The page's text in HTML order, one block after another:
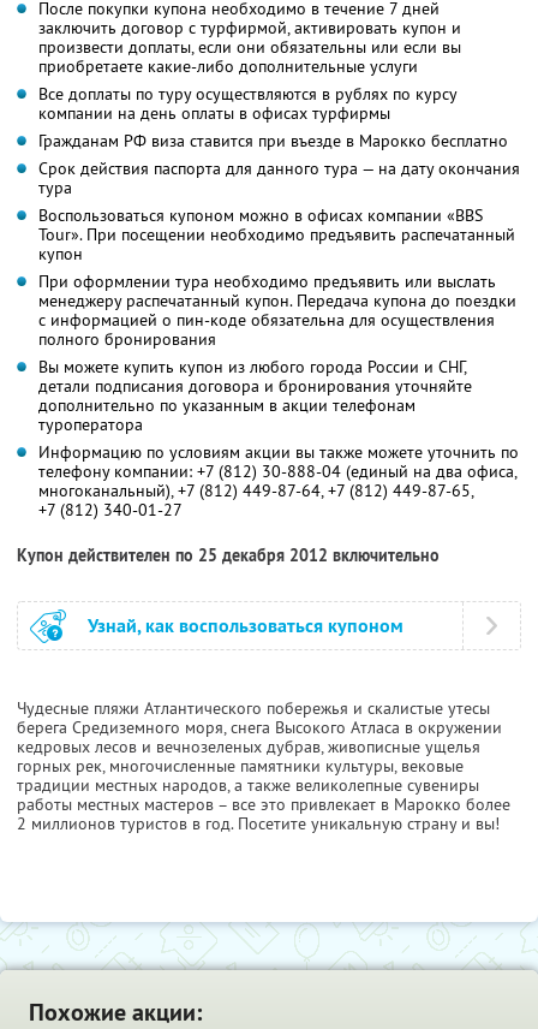
После покупки купона необходимо в течение 7 дней
заключить договор с турфирмой, активировать купон и
произвести доплаты, если они обязательны или если вы
приобретаете какие-либо дополнительные услуги
Все доплаты по туру осуществляются в рублях по курсу
компании на день оплаты в офисах турфирмы
Гражданам РФ виза ставится при въезде в Марокко бесплатно
Срок действия паспорта для данного тура — на дату окончания
тура
Воспользоваться купоном можно в офисах компании «BBS
Tour». При посещении необходимо предъявить распечатанный
купон
При оформлении тура необходимо предъявить или выслать
менеджеру распечатанный купон. Передача купона до поездки
с информацией о пин-коде обязательна для осуществления
полного бронирования
Вы можете купить купон из любого города России и СНГ,
детали подписания договора и бронирования уточняйте
дополнительно по указанным в акции телефонам
туроператора
Информацию по условиям акции вы также можете уточнить по
телефону компании: +7 (812) 30-888-04 (единый на два офиса,
многоканальный),+7 (812) 449-87-64, +7 (812) 449-87-65,
+7 (812) 340-01-27
Купон действителен по 25 декабря 2012 включительно
Узнай, как воспользоваться купоном
Чудесные пляжи Атлантического побережья и скалистые утесы
берега Средиземного моря, снега Высокого Атласа в окружении
кедровых лесов и вечнозеленых дубрав, живописные ущелья
горных рек, многочисленные памятники культуры, вековые
традиции местных народов, а также великолепные сувениры
работы местных мастеров – все это привлекает в Марокко более
2 миллионов туристов в год. Посетите уникальную страну и вы!
Похожие акции: